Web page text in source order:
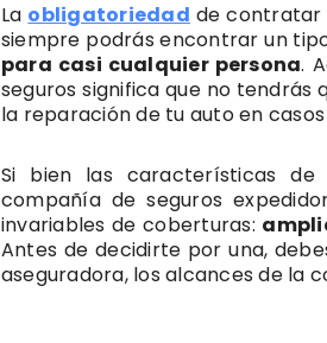
La obligatoriedad de contratar
siempre podrás encontrar un
para casi cualquier persona.
seguros significa que no
la reparación de tu auto en
Si bien las características
compañía de seguros
invariables de coberturas:
Antes de decidirte por una,
aseguradora, los alcances de la